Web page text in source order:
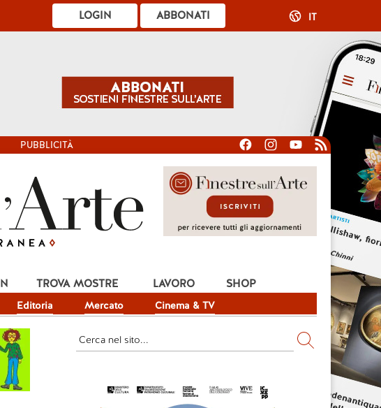
ABBONATI
LOGIN IT
PUBBLICITÀ
Editoria Mercato Cinema & TV
TROVA MOSTRE LAVORO SHOP